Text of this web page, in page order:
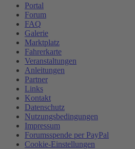
Portal
Forum
FAQ
Galerie
Marktplatz
Fahrerkarte
Veranstaltungen
Anleitungen
Partner
Links
Kontakt
Datenschutz
Nutzungsbedingungen
Impressum
Forumsspende per PayPal
Cookie-Einstellungen